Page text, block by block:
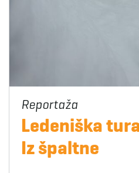
Ledeniška
Iz špaltne